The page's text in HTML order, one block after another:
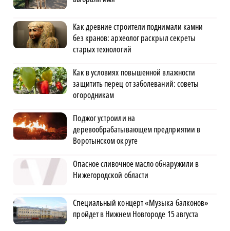
Как древние строители поднимали камни
без кранов: археолог раскрыл секреты
старых технологий
Как в условиях повышенной влажности
защитить перец от заболеваний: советы
огородникам
Поджог устроили на
деревообрабатывающем предприятии в
Воротынском округе
Опасное сливочное масло обнаружили в
Нижегородской области
Специальный концерт «Музыка балконов»
пройдет в Нижнем Новгороде 15 августа